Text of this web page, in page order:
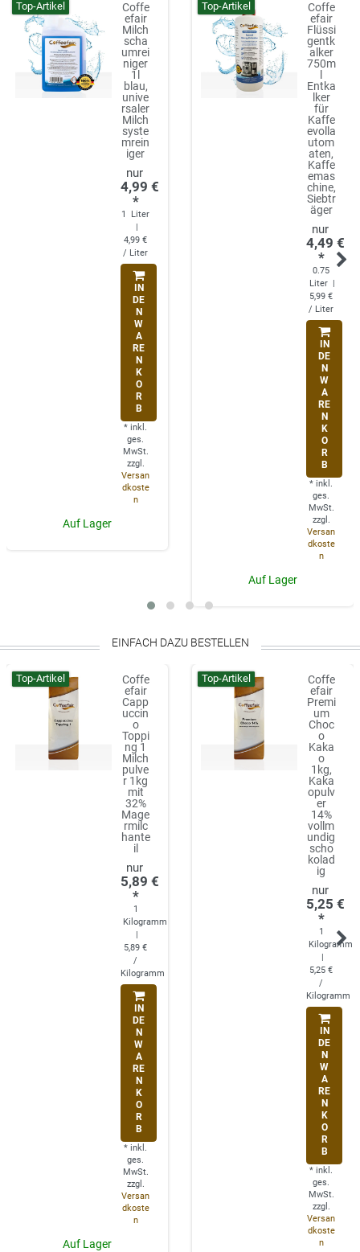
Top-Artikel
Coffe
efair
Milch
scha
umrei
niger
1l
blau,
unive
rsaler
Milch
syste
mrein
iger
4,99 €
*
1
Liter
|
4,99 €
/ Liter
IN
DE
N
W
A
RE
N
K
O
R
B
* inkl.
ges.
MwSt.
zzgl.
Versan
dkoste
n
Auf Lager
Top-Artikel
Coffe
efair
Flüssi
gentk
alker
750m
Entka
lker
für
Kaffe
evolla
utom
aten,
Kaffe
emas
chine,
Siebtr
äger
4,49 €
*
0.75
Liter |
5,99 €
/ Liter
IN
DE
N
W
A
RE
N
K
O
R
B
* inkl.
ges.
MwSt.
zzgl.
Versan
dkoste
n
Auf Lager
EINFACH DAZU BESTELLEN
Top-Artikel
Coffe
efair
Capp
uccin
o
Toppi
ng 1
Milch
pulve
r 1kg
mit
32%
Mage
rmilc
hante
il
5,89 €
*
1
Kilogramm
|
5,89 €
/
Kilogramm
IN
DE
N
W
A
RE
N
K
O
R
B
* inkl.
ges.
MwSt.
zzgl.
Versan
dkoste
n
Auf Lager
Top-Artikel
Coffe
efair
Premi
um
Choc
o
Kaka
o
1kg,
Kaka
opulv
er
14%
vollm
undig
scho
kolad
ig
5,25 €
*
1
Kilogramm
|
5,25 €
/
Kilogramm
IN
DE
N
W
A
RE
N
K
O
R
B
* inkl.
ges.
MwSt.
zzgl.
Versan
dkoste
n